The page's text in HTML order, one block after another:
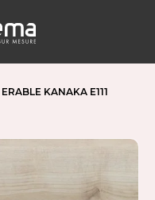
KANAKA E111